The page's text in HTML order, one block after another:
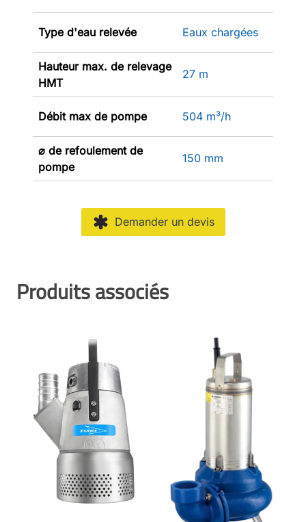
Type d'eau relevée Eaux chargées
Hauteur max. de relevage
HMT
27 m
Débit max de pompe 504 m³/h
⌀ de refoulement de
pompe
150 mm
Demander un devis
Produits associés